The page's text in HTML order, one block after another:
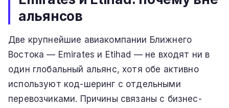
альянсов
Две крупнейшие авиакомпании Ближнего
Востока — Emirates и Etihad — не входят ни в
один глобальный альянс, хотя обе активно
используют код-шеринг с отдельными
перевозчиками. Причины связаны с бизнес-